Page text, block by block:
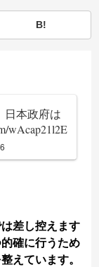
B!
日本政府は
wAcap21l2E
差し控えます
確に行うため
えています。